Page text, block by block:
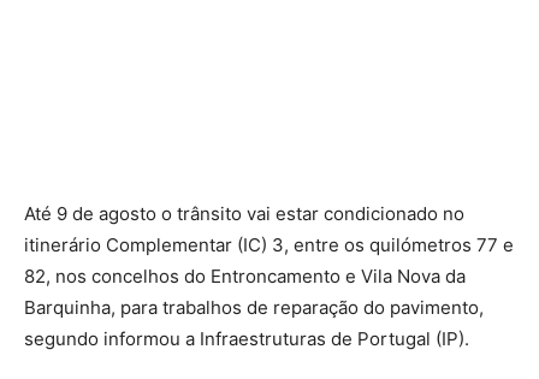
Até 9 de agosto o trânsito vai estar condicionado no
itinerário Complementar (IC) 3, entre os quilómetros 77 e
82, nos concelhos do Entroncamento e Vila Nova da
Barquinha, para trabalhos de reparação do pavimento,
segundo informou a Infraestruturas de Portugal (IP).